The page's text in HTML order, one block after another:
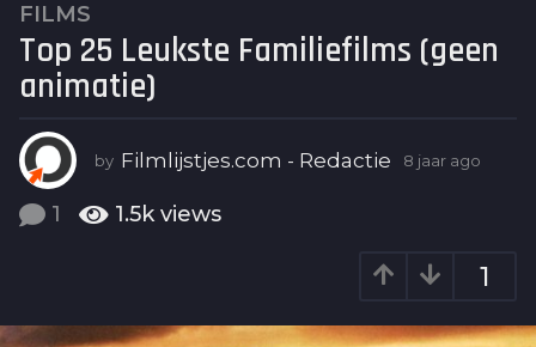
8
j
a
a
g
o
a
FILMS
Top 25 Leukste Familiefilms (geen
animatie)
by Filmlijstjes.com - Redactie 8 jaar ago
a
1 1.5k views
1